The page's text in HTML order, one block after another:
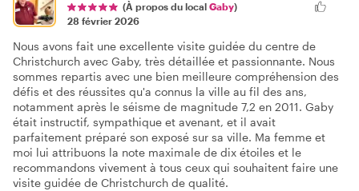
(À propos du local Gaby)
28 février 2026
Nous avons fait une excellente visite guidée du centre de
Christchurch avec Gaby, très détaillée et passionnante. Nous
sommes repartis avec une bien meilleure compréhension des
défis et des réussites qu'a connus la ville au fil des ans,
notamment après le séisme de magnitude 7,2 en 2011. Gaby
était instructif, sympathique et avenant, et il avait
parfaitement préparé son exposé sur sa ville. Ma femme et
moi lui attribuons la note maximale de dix étoiles et le
recommandons vivement à tous ceux qui souhaitent faire une
visite guidée de Christchurch de qualité.